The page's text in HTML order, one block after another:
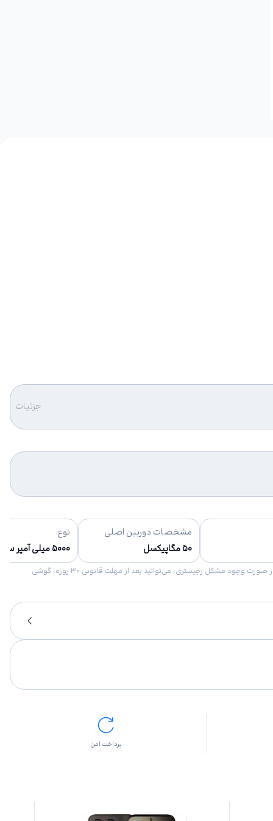
جزئیات
مشخصات دوربین اصلی
۵۰ مگاپیکسل
نوع
۵۰۰۰ میلی آمپر ساعت
امکان برگشت کالا در گروه موبایل با دلیل “انصراف از خرید“ تنها در صورتی مورد قبول است که پلمب کالا باز نشده باشد. تمام گوشی‌های جی‌اس‌ام ضمانت رجیستری دارند. در صورت وجود مشکل رجیستری، می‌توانید بعد از مهلت قانونی ۳۰ روزه، گوشی
پرداخت امن